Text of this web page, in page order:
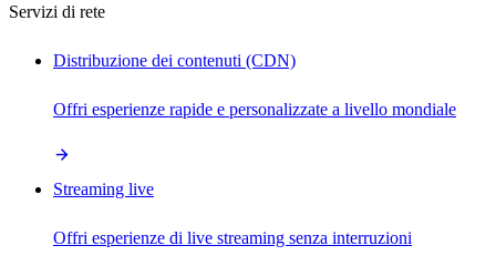
Servizi di rete
Distribuzione dei contenuti (CDN)
Offri esperienze rapide e personalizzate a livello mondiale
Streaming live
Offri esperienze di live streaming senza interruzioni